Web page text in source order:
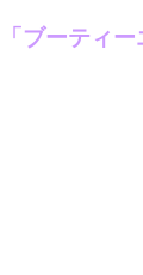
ブーティー